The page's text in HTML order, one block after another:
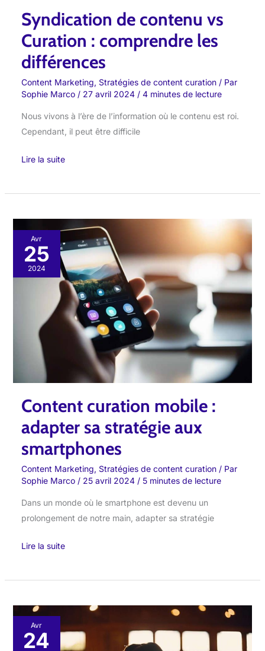
Syndication de contenu vs
Curation : comprendre les
différences
Content Marketing, Stratégies de content curation/ Par
Sophie Marco / 27 avril 2024 / 4 minutes de lecture
Nous vivons à l’ère de l’information où le contenu est roi.
Cependant, il peut être difficile
Lire la suite
Avr
25
2024
Content curation mobile :
adapter sa stratégie aux
smartphones
Content Marketing, Stratégies de content curation/ Par
Sophie Marco / 25 avril 2024 / 5 minutes de lecture
Dans un monde où le smartphone est devenu un
prolongement de notre main, adapter sa stratégie
Content
curation
mobile
stratégie
smartphones
Lire la suite
Avr
24
Curation
de